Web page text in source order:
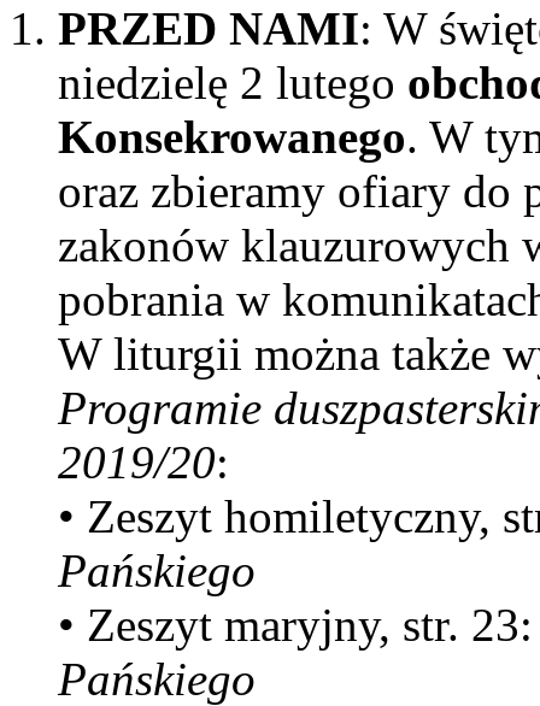
PRZED NAMI: W
niedzielę 2 lutego
Konsekrowanego. W
oraz zbieramy ofiary do
zakonów klauzurowych
pobrania w
W liturgii można także
Programie
2019/20:
• Zeszyt homiletyczny,
Pańskiego
• Zeszyt maryjny, str.
Pańskiego